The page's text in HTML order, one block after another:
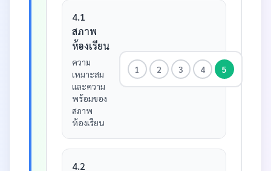
4.1
สภาพ
ห้องเรียน
ความ
เหมาะสม
และความ
พร้อมของ
สภาพ
ห้องเรียน
1 2 3 4 5
4.2